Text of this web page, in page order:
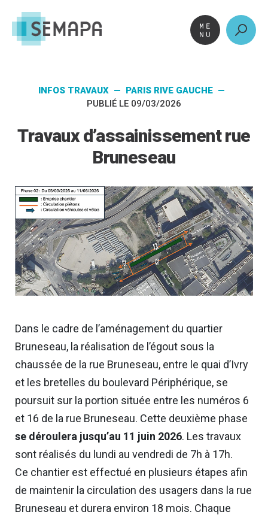
contenu
INFOS TRAVAUX — PARIS RIVE GAUCHE —
PUBLIÉ LE 09/03/2026
Travaux d’assainissement rue
Bruneseau
Dans le cadre de l’aménagement du quartier
Bruneseau, la réalisation de l’égout sous la
chaussée de la rue Bruneseau, entre le quai d’Ivry
et les bretelles du boulevard Périphérique, se
poursuit sur la portion située entre les numéros 6
et 16 de la rue Bruneseau. Cette deuxième phase
se déroulera jusqu’au 11 juin 2026. Les travaux
sont réalisés du lundi au vendredi de 7h à 17h.
Ce chantier est effectué en plusieurs étapes afin
de maintenir la circulation des usagers dans la rue
Bruneseau et durera environ 18 mois. Chaque